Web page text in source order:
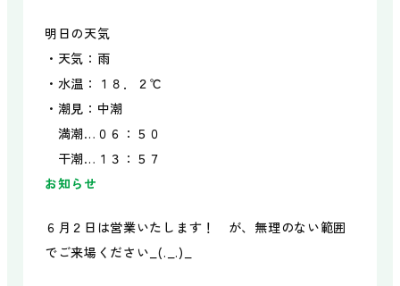
明日の天気
・天気：雨
・水温：１８．２℃
・潮見：中潮
満潮…０６：５０
干潮…１３：５７
お知らせ
６月２日は営業いたします！ が、無理のない範囲
でご来場ください_(._.)_